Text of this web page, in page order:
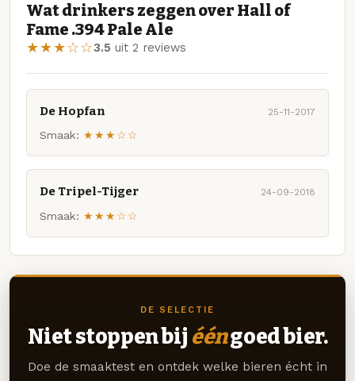
Wat drinkers zeggen over Hall of
Fame .394 Pale Ale
★★★☆☆3.5 uit 2 reviews
De Hopfan 25-11-2017
Smaak: ★★★☆☆
De Tripel-Tijger 24-09-2018
Smaak: ★★★☆☆
DE SELECTIE
Niet stoppen bij ééngoed bier.
Doe de smaaktest en ontdek welke bieren écht in